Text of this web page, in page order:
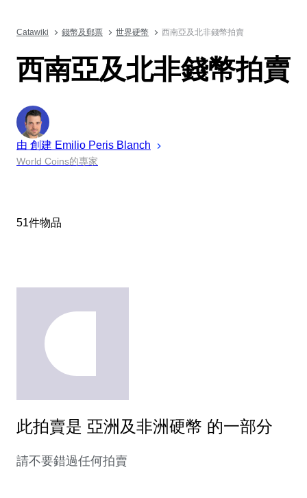
Catawiki 錢幣及郵票 世界硬幣 西南亞及北非錢幣拍賣
西南亞及北非錢幣拍賣
由 創建 Emilio Peris Blanch
World Coins的專家
51件物品
此拍賣是 亞洲及非洲硬幣 的一部分
請不要錯過任何拍賣